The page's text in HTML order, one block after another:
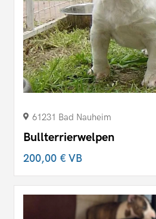
61231 Bad Nauheim
Bullterrierwelpen
200,00 €VB